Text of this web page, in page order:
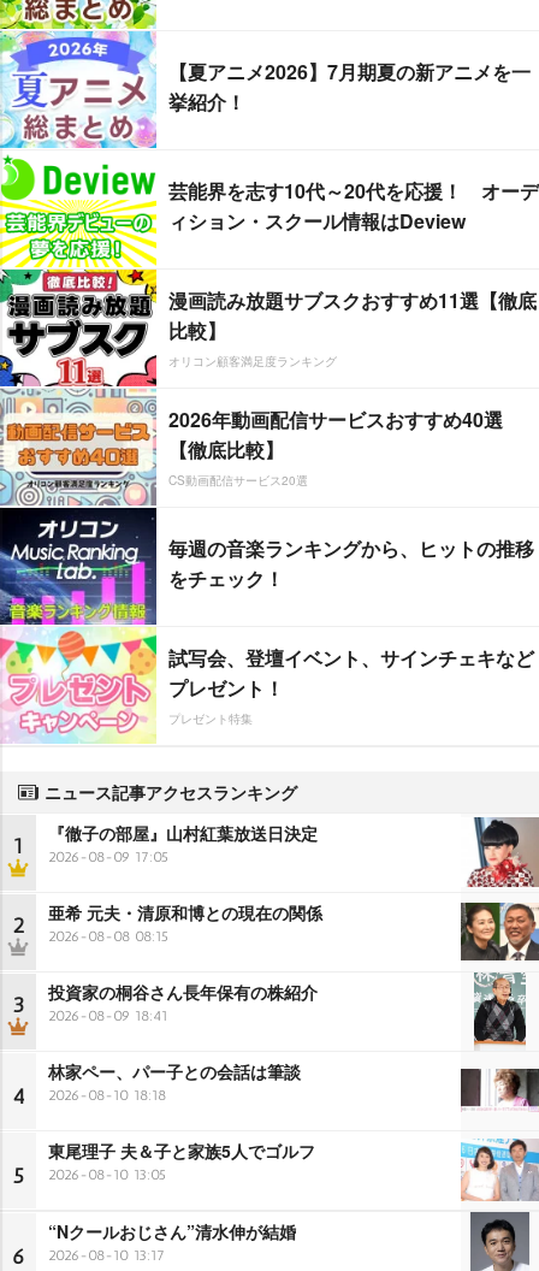
【夏アニメ2026】7月期夏の新アニメを一
挙紹介！
芸能界を志す10代～20代を応援！ オーデ
ィション・スクール情報はDeview
漫画読み放題サブスクおすすめ11選【徹底
比較】
オリコン顧客満足度ランキング
2026年動画配信サービスおすすめ40選
【徹底比較】
CS動画配信サービス20選
毎週の音楽ランキングから、ヒットの推移
をチェック！
試写会、登壇イベント、サインチェキなど
プレゼント！
プレゼント特集
ニュース記事アクセスランキング
1 『徹子の部屋』山村紅葉放送日決定
2026-08-09 17:05
2 亜希 元夫・清原和博との現在の関係
2026-08-08 08:15
3 投資家の桐谷さん長年保有の株紹介
2026-08-09 18:41
4
林家ペー、パー子との会話は筆談
2026-08-10 18:18
5
東尾理子 夫＆子と家族5人でゴルフ
2026-08-10 13:05
6
“Nクールおじさん”清水伸が結婚
2026-08-10 13:17